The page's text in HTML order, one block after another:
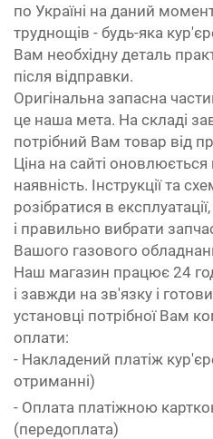
по Україні на даний
труднощів - будь-яка
Вам необхідну деталь
після відправки.
Оригінальна запасна
це наша мета. На складі
потрібний Вам товар від
Ціна на сайті
наявність. Інструкції та
розібратися в
і правильно вибрати
Вашого газового
Наш магазин працює 24
і завжди на зв'язку і
установці потрібної Вам
оплати:
- Накладений платіж
отриманні)
- Оплата платіжною
(передоплата)